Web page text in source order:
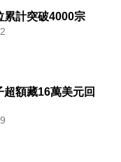
累計突破4000宗
額藏16萬美元回